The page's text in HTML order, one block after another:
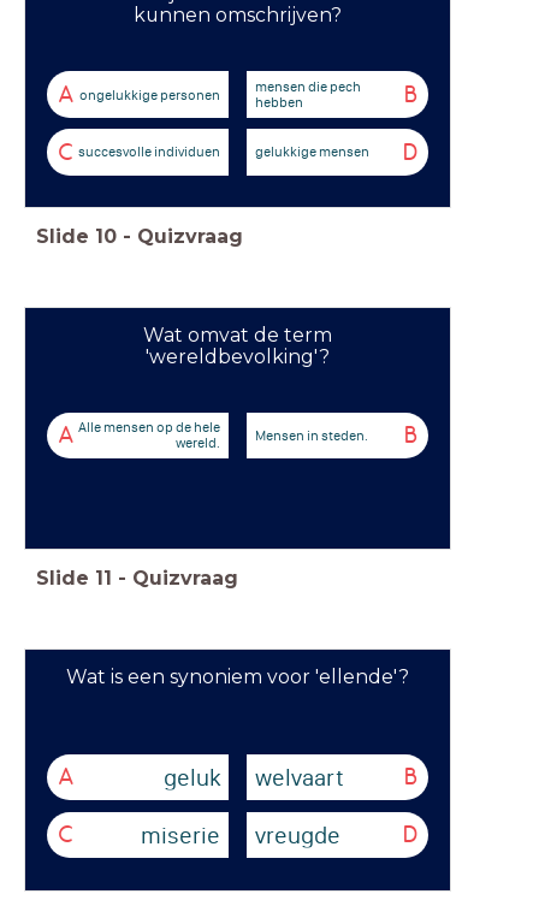
kunnen omschrijven?
A ongelukkige personen B
mensen die pech
hebben
C succesvolle individuen D
gelukkige mensen
Slide 10 - Quizvraag
Wat omvat de term
'wereldbevolking'?
A Alle mensen op de hele
wereld.
B
Mensen in steden.
Slide 11 - Quizvraag
Wat is een synoniem voor 'ellende'?
A geluk B
welvaart
C miserie D
vreugde